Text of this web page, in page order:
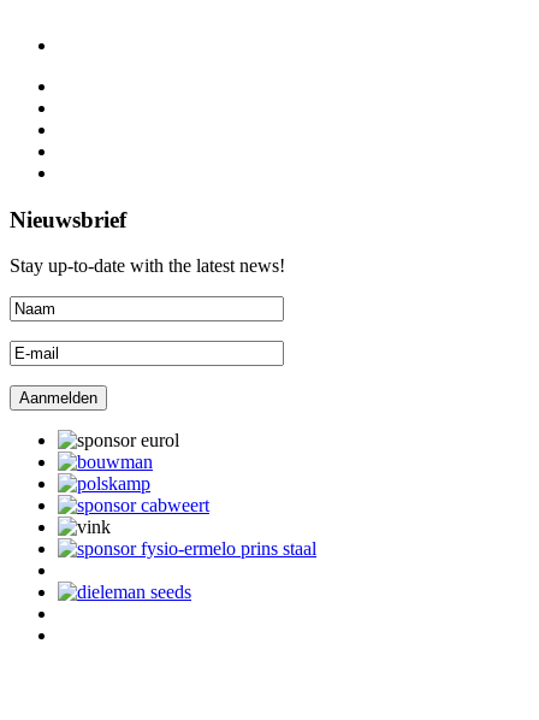
Nieuwsbrief
Stay up-to-date with the latest news!